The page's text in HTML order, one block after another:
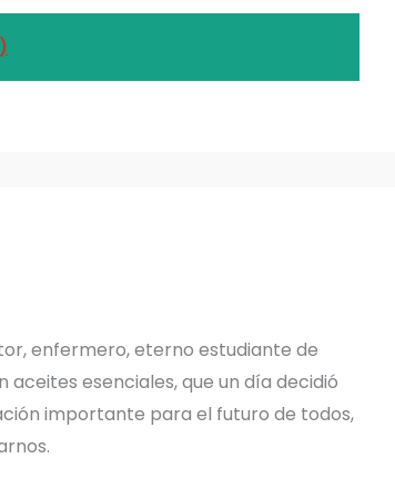
enfermero, eterno estudiante de
esenciales, que un día decidió
importante para el futuro de todos,